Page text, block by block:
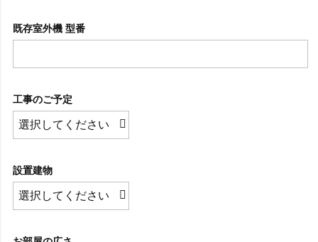
既存室外機 型番
工事のご予定
設置建物